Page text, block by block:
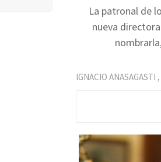
La patronal de
nueva
IGNACIO ANASAGASTI ,